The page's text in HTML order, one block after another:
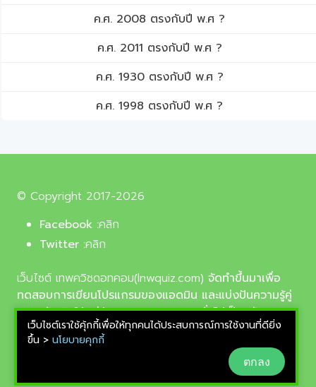
ค.ศ. 2008 ตรงกับปี พ.ศ ?
ค.ศ. 2011 ตรงกับปี พ.ศ ?
ค.ศ. 1930 ตรงกับปี พ.ศ ?
ค.ศ. 1998 ตรงกับปี พ.ศ ?
© Copyright 2017-2026
Facebook :คลิก
Twitter :คลิก
เว็บไซต์ เทพควิชดอทคอม(lnwquiz.com) จัดทำขึ้นมาเพื่อ
ทดสอบการเขียนโปรแกรมของแอดมิน และแบ่งปันความรู้คู่
ความบันเทิงให้แก่น้อง ๆ ตลอดจนบุคลทั่วไปเป็นหลัก,
รูปภาพที่นำมาใช้ประกอบบทความเป็นรูปภาพจากเว็บ
pixabay.com และunsplash.com ซึ่งเป็นเว็บแจกรูปฟรี
ลิขสิทธิ์แบบ CC0 ที่ช่างภาพจากทั่วโลกอัพโหลดไว้ให้
สามารถนำมาใช้ฟรีได้
เว็บไซต์เราใช้คุ้กกี้เพื่อให้ทุกคนได้ประสบการณ์การใช้งานที่ดียิ่ง
ขึ้น > นโยบายคุกกี้
ตกลง